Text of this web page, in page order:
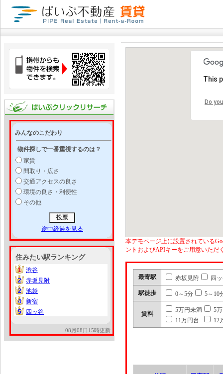
みんなのこだわり
物件探しで一番重視するのは？
家賃
間取り・広さ
交通アクセスの良さ
環境の良さ・利便性
その他
途中経過を見る
住みたい駅ランキング
1
1
渋谷
2
2
赤坂見附
2
2
池袋
4
4
新宿
5
5 四ッ谷
08月08日15時更新
This
Do
本デモページ上に設置されている
ントおよびAPIキーをご用意いただ
最寄駅 赤坂見附 四
駅徒歩 0～5分 5～10
賃料
5万円未満
5
11万円台
12